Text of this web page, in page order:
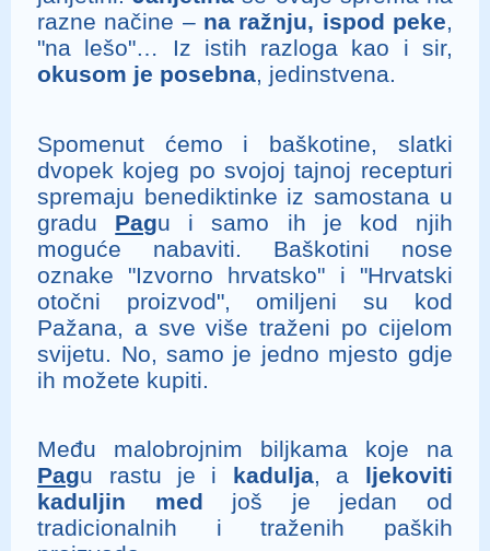
razne načine – na ražnju, ispod peke
"na lešo"… Iz istih razloga kao i sir,
okusom je posebna , jedinstvena.
Spomenut ćemo i baškotine, slatki
dvopek kojeg po svojoj tajnoj recepturi
spremaju benediktinke iz samostana u
gradu Pagu i samo ih je kod njih
moguće nabaviti. Baškotini nose
oznake "Izvorno hrvatsko" i "Hrvatski
otočni proizvod", omiljeni su kod
Pažana, a sve više traženi po cijelom
svijetu. No, samo je jedno mjesto gdje
ih možete kupiti.
Među malobrojnim biljkama koje na
Pagu rastu je i kadulja, a ljekoviti
kaduljin med još je jedan od
tradicionalnih i traženih paških